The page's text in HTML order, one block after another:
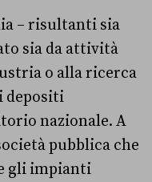
– risultanti sia
sia da attività
o alla ricerca
depositi
nazionale. A
pubblica che
gli impianti